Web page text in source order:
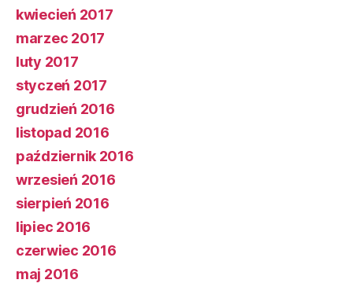
kwiecień 2017
marzec 2017
luty 2017
styczeń 2017
grudzień 2016
listopad 2016
październik 2016
wrzesień 2016
sierpień 2016
lipiec 2016
czerwiec 2016
maj 2016